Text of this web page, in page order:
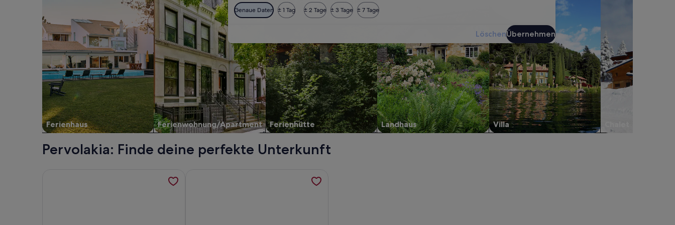
Genaue Daten ± 1 Tag ± 2 Tage ± 3 Tage ± 7 Tage
LöschenÜbernehmen
Ferienhaus Ferienwohnung/Apartment Ferienhütte Landhaus Villa
Pervolakia: Finde deine perfekte Unterkunft